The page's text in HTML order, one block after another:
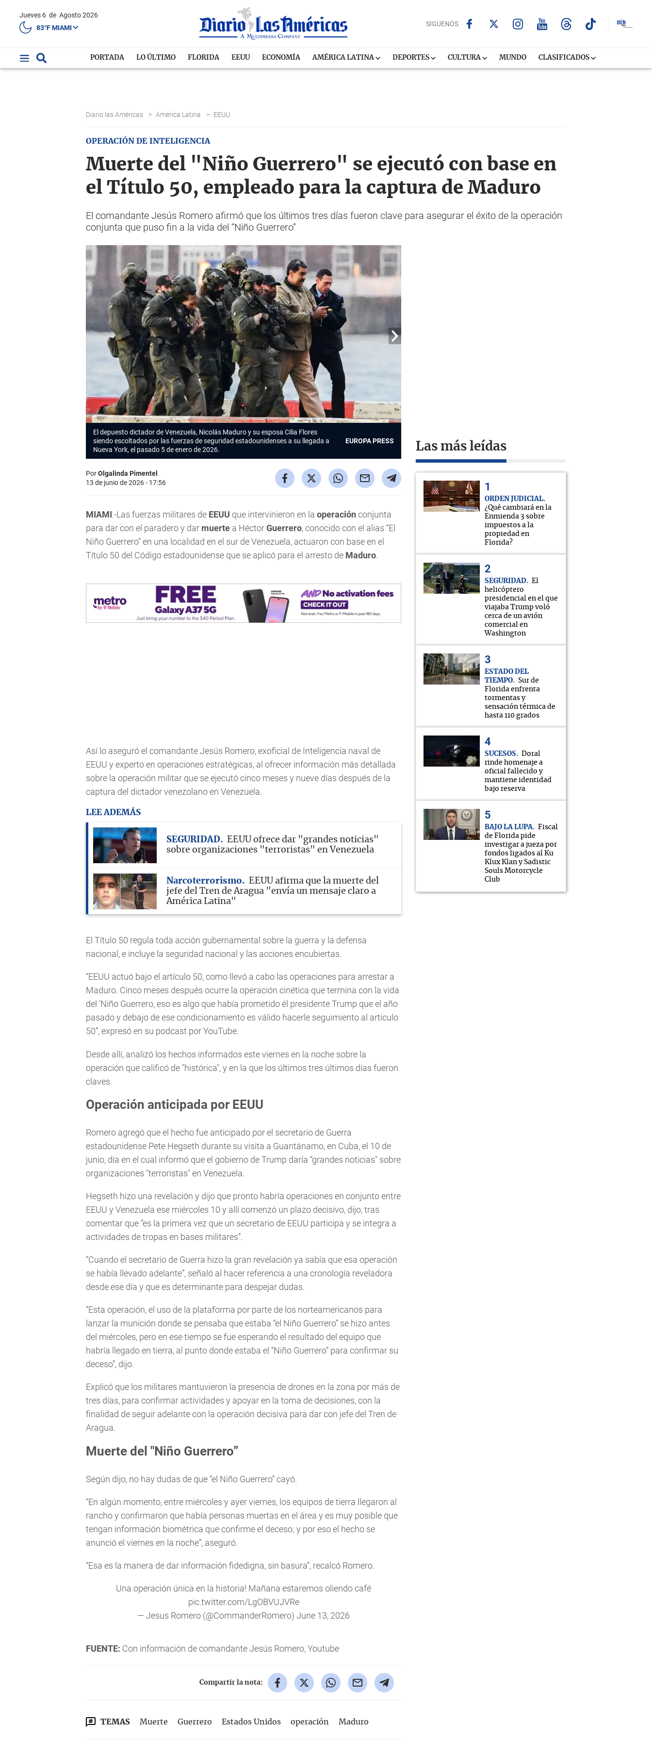
Jueves 6 de Agosto 2026
83°F MIAMI
SIGUENOS
PORTADA LO ÚLTIMO FLORIDA EEUU ECONOMÍA AMÉRICA LATINA DEPORTES CULTURA MUNDO CLASIFICADOS
Diario las Américas > América Latina > EEUU
OPERACIÓN DE INTELIGENCIA
Muerte del "Niño Guerrero" se ejecutó con base en
el Título 50, empleado para la captura de Maduro
El comandante Jesús Romero afirmó que los últimos tres días fueron clave para asegurar el éxito de la operación
conjunta que puso fin a la vida del “Niño Guerrero”
El depuesto dictador de Venezuela, Nicolás Maduro y su esposa Cilia Flores
siendo escoltados por las fuerzas de seguridad estadounidenses a su llegada a
Nueva York, el pasado 5 de enero de 2026.
EUROPA PRESS
PorOlgalinda Pimentel
13 de junio de 2026 - 17:56
MIAMI.-Las fuerzas militares de EEUU que intervinieron en la operación conjunta
para dar con el paradero y dar muerte a HéctorGuerrero, conocido con el alias “El
Niño Guerrero” en una localidad en el sur de Venezuela, actuaron con base en el
Título 50 del Código estadounidense que se aplicó para el arresto de Maduro.
Así lo aseguró el comandante Jesús Romero, exoficial de Inteligencia naval de
EEUU y experto en operaciones estratégicas, al ofrecer información más detallada
sobre la operación militar que se ejecutó cinco meses y nueve días después de la
captura del dictador venezolano en Venezuela.
LEE ADEMÁS
SEGURIDAD
EEUU ofrece dar "grandes noticias"
sobre organizaciones "terroristas" en Venezuela
Narcoterrorismo
EEUU afirma que la muerte del
jefe del Tren de Aragua "envía un mensaje claro a
América Latina"
El Título 50 regula toda acción gubernamental sobre la guerra y la defensa
nacional, e incluye la seguridad nacional y las acciones encubiertas.
“EEUU actuó bajo el artículo 50, como llevó a cabo las operaciones para arrestar a
Maduro. Cinco meses después ocurre la operación cinética que termina con la vida
del ‘Niño Guerrero, eso es algo que había prometido él presidente Trump que el año
pasado y debajo de ese condicionamiento es válido hacerle seguimiento al artículo
50”, expresó en su podcast por YouTube.
Desde allí, analizó los hechos informados este viernes en la noche sobre la
operación que calificó de "histórica", y en la que los últimos tres últimos días fueron
claves.
Operación anticipada por EEUU
Romero agregó que el hecho fue anticipado por el secretario de Guerra
estadounidense Pete Hegseth durante su visita a Guantánamo, en Cuba, el 10 de
junio, día en el cual informó que el gobierno de Trump daría “grandes noticias" sobre
organizaciones "terroristas" en Venezuela.
Hegseth hizo una revelación y dijo que pronto habría operaciones en conjunto entre
EEUU y Venezuela ese miércoles 10 y allí comenzó un plazo decisivo, dijo, tras
comentar que “es la primera vez que un secretario de EEUU participa y se integra a
actividades de tropas en bases militares”.
“Cuando el secretario de Guerra hizo la gran revelación ya sabía que esa operación
se había llevado adelante”, señaló al hacer referencia a una cronología reveladora
desde ese día y que es determinante para despejar dudas.
“Esta operación, el uso de la plataforma por parte de los norteamericanos para
lanzar la munición donde se pensaba que estaba “el Niño Guerrero” se hizo antes
del miércoles, pero en ese tiempo se fue esperando el resultado del equipo que
habría llegado en tierra, al punto donde estaba el “Niño Guerrero” para confirmar su
deceso”, dijo.
Explicó que los militares mantuvieron la presencia de drones en la zona por más de
tres días, para confirmar actividades y apoyar en la toma de decisiones, con la
finalidad de seguir adelante con la operación decisiva para dar con jefe del Tren de
Aragua.
Muerte del "Niño Guerrero”
Según dijo, no hay dudas de que “el Niño Guerrero” cayó.
“En algún momento, entre miércoles y ayer viernes, los equipos de tierra llegaron al
rancho y confirmaron que había personas muertas en el área y es muy posible que
tengan información biométrica que confirme el deceso; y por eso el hecho se
anunció el viernes en la noche”, aseguró.
“Esa es la manera de dar información fidedigna, sin basura”, recalcó Romero.
Una operación única en la historia! Mañana estaremos oliendo café
pic.twitter.com/LgOBVUJVRe
— Jesus Romero (@CommanderRomero) June 13, 2026
FUENTE: Con información de comandante Jesús Romero, Youtube
Compartir la nota:
TEMAS Muerte Guerrero Estados Unidos operación Maduro
Las más leídas
ORDEN JUDICIAL
¿Qué cambiará en la
Enmienda 3 sobre
impuestos a la
propiedad en
Florida?
SEGURIDAD
El
helicóptero
presidencial en el que
viajaba Trump voló
cerca de un avión
comercial en
Washington
ESTADO DEL
TIEMPO
Sur de
Florida enfrenta
tormentas y
sensación térmica de
hasta 110 grados
SUCESOS
Doral
rinde homenaje a
oficial fallecido y
mantiene identidad
bajo reserva
BAJO LA LUPA
Fiscal
de Florida pide
investigar a jueza por
fondos ligados al Ku
Klux Klan y Sadistic
Souls Motorcycle
Club